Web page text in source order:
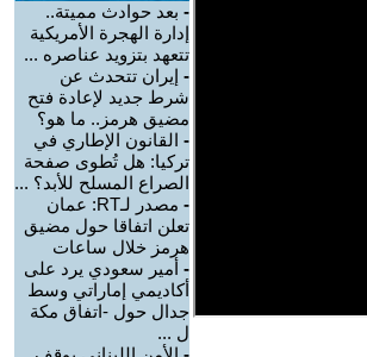
- بعد حوادث مميتة..
إدارة الهجرة الأمريكية
تتعهد بتزويد عناصره ...
- إيران تتحدث عن
شرط جديد لإعادة فتح
مضيق هرمز.. ما هو؟
- القانون الإطاري في
تركيا: هل تُطوى صفحة
الصراع المسلح للأبد؟ ...
-
مصدر لـRT: عمان
تعلن اتفاقا حول مضيق
هرمز خلال ساعات
- أمير سعودي يرد على
أكاديمي إماراتي وسط
جدال حول -اتفاق مكة
ل ...